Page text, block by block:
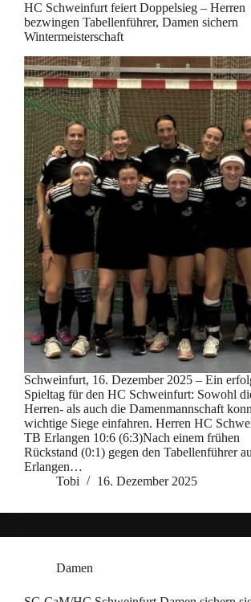
HC Schweinfurt feiert Doppelsieg – Herren
bezwingen Tabellenführer, Damen sichern
Wintermeisterschaft
Schweinfurt, 16. Dezember 2025 – Ein
Spieltag für den HC Schweinfurt: Sowohl
Herren- als auch die Damenmannschaft
wichtige Siege einfahren. Herren HC
TB Erlangen 10:6 (6:3)Nach einem frühen
Rückstand (0:1) gegen den Tabellenführer
Erlangen…
Tobi
16. Dezember 2025
Damen